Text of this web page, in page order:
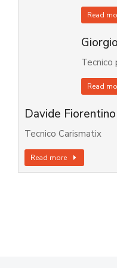
Read
Tecnico
Read
Davide Fiorentino
Tecnico Carismatix
Read more